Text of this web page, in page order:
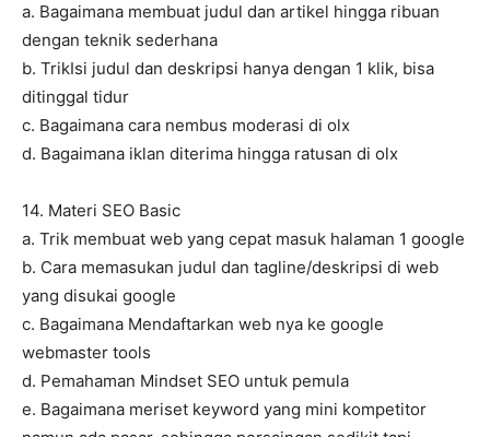
a. Bagaimana membuat judul dan artikel hingga ribuan
dengan teknik sederhana
b. TrikIsi judul dan deskripsi hanya dengan 1 klik, bisa
ditinggal tidur
c. Bagaimana cara nembus moderasi di olx
d. Bagaimana iklan diterima hingga ratusan di olx
14. Materi SEO Basic
a. Trik membuat web yang cepat masuk halaman 1 google
b. Cara memasukan judul dan tagline/deskripsi di web
yang disukai google
c. Bagaimana Mendaftarkan web nya ke google
webmaster tools
d. Pemahaman Mindset SEO untuk pemula
e. Bagaimana meriset keyword yang mini kompetitor